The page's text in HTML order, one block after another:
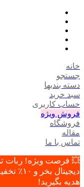
خانه
جستجو
دسته بندیها
سبد خرید
حساب کاربری
فروش ویژه
فروشگاه
مقاله
تماس با ما
💥 فرصت ویژه! ربات
دیجیتال
هدیه بگیرید!